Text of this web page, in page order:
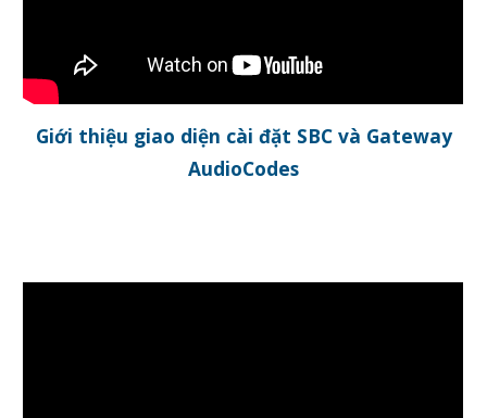
Giới thiệu giao diện cài đặt SBC và Gateway
AudioCodes